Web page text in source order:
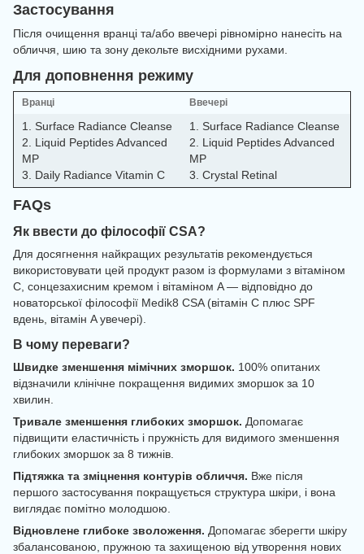
Застосування
Після очищення вранці та/або ввечері рівномірно нанесіть на
обличчя, шию та зону декольте висхідними рухами.
Для доповнення режиму
Вранці Ввечері
1. Surface Radiance Cleanse
2. Liquid Peptides Advanced
MP
3. Daily Radiance Vitamin C
1. Surface Radiance Cleanse
2. Liquid Peptides Advanced
MP
3. Crystal Retinal
FAQs
Як ввести до філософії CSA?
Для досягнення найкращих результатів рекомендується
використовувати цей продукт разом із формулами з вітаміном
C, сонцезахисним кремом і вітаміном A — відповідно до
новаторської філософії Medik8 CSA (вітамін C плюс SPF
вдень, вітамін A увечері).
В чому переваги?
Швидке зменшення мімічних зморшок. 100% опитаних
відзначили клінічне покращення видимих зморшок за 10
хвилин.
Тривале зменшення глибоких зморшок. Допомагає
підвищити еластичність і пружність для видимого зменшення
глибоких зморшок за 8 тижнів.
Підтяжка та зміцнення контурів обличчя. Вже після
першого застосування покращується структура шкіри, і вона
виглядає помітно молодшою.
Відновлене глибоке зволоження. Допомагає зберегти шкіру
збалансованою, пружною та захищеною від утворення нових